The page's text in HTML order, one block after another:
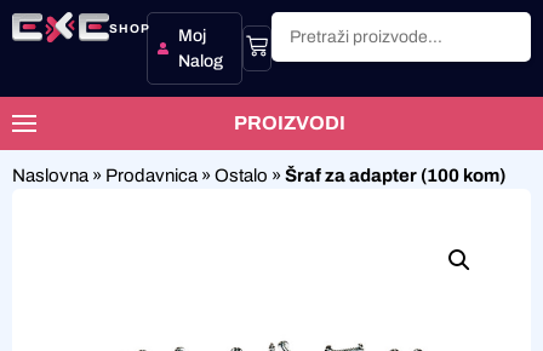
SHOP
Moj
Nalog
PROIZVODI
Naslovna » Prodavnica » Ostalo » Šraf za adapter (100 kom)